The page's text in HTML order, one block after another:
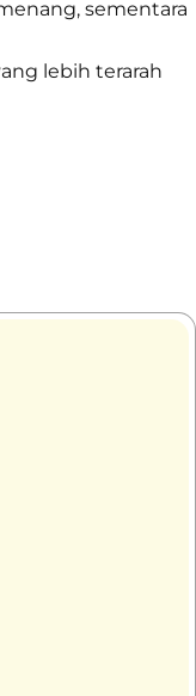
sementara
lebih terarah